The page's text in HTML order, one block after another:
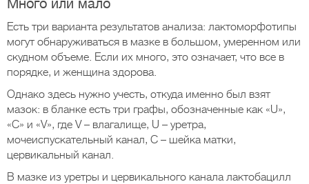
Много или мало
Есть три варианта результатов анализа: лактоморфотипы
могут обнаруживаться в мазке в большом, умеренном или
скудном объеме. Если их много, это означает, что все в
порядке, и женщина здорова.
Однако здесь нужно учесть, откуда именно был взят
мазок: в бланке есть три графы, обозначенные как «U»,
«C» и «V», где V – влагалище, U – уретра,
мочеиспускательный канал, C – шейка матки,
цервикальный канал.
В мазке из уретры и цервикального канала лактобацилл